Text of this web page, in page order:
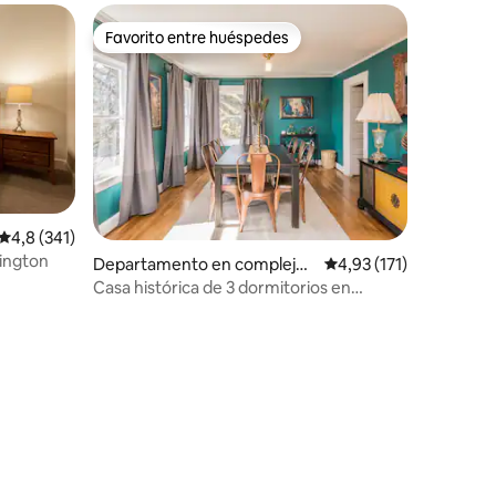
promedio: 4,8 de 5. 341 evaluaciones
4,8 (341)
Favorito entre huéspedes
Favorito entre huéspedes
Departamento en complejo r
esidencial en Portland
Calificación promedio:
4,93 (171)
Casa histórica de 3 dormitorios en